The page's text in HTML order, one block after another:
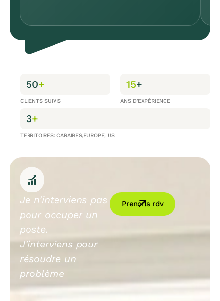
50+
CLIENTS SUIVIS
15+
ANS D'EXPÉRIENCE
3+
TERRITOIRES: CARAIBES,EUROPE, US
Je n'interviens pas
pour occuper un
poste.
J'interviens pour
résoudre un
problème
Prenons rdv